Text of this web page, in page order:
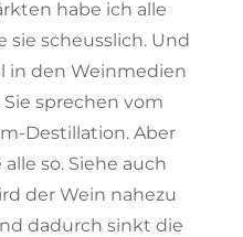
habe ich alle
scheusslich. Und
in den Weinmedien
sprechen vom
Destillation. Aber
so. Siehe auch
der Wein nahezu
dadurch sinkt die